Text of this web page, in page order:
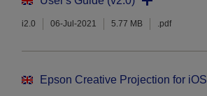
i2.0 06-Jul-2021 5.77 MB .pdf
Epson Creative Projection for iOS